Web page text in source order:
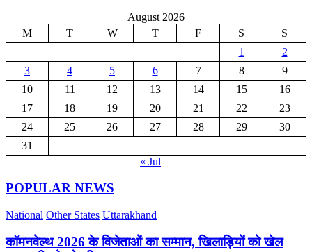
August 2026
M
T W T F S
S
1
2
3
4 5 6 7 8
9
10
11 12 13 14 15
16
17
18 19 20 21 22
23
24
25 26 27 28 29
30
31
« Jul
POPULAR NEWS
National Other States Uttarakhand
कॉमनवेल्थ 2026 के विजेताओं का सम्मान, खिलाड़ियों को खेल